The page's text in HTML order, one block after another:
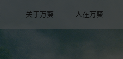
关于万葵 人在万葵